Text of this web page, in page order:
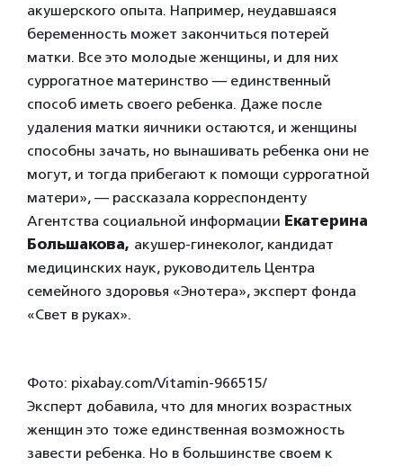
акушерского опыта. Например, неудавшаяся
беременность может закончиться потерей
матки. Все это молодые женщины, и для них
суррогатное материнство — единственный
способ иметь своего ребенка. Даже после
удаления матки яичники остаются, и женщины
способны зачать, но вынашивать ребенка они не
могут, и тогда прибегают к помощи суррогатной
матери», — рассказала корреспонденту
Агентства социальной информации Екатерина
Большакова, акушер-гинеколог, кандидат
медицинских наук, руководитель Центра
семейного здоровья «Энотера», эксперт фонда
«Свет в руках».
Фото: pixabay.com/Vitamin-966515/
Эксперт добавила, что для многих возрастных
женщин это тоже единственная возможность
завести ребенка. Но в большинстве своем к